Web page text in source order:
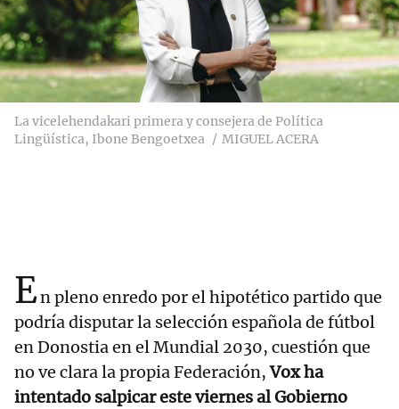
La vicelehendakari primera y consejera de Política
Lingüística, Ibone Bengoetxea
MIGUEL ACERA
En pleno enredo por el hipotético partido que
podría disputar la selección española de fútbol
en Donostia en el Mundial 2030, cuestión que
no ve clara la propia Federación,Vox ha
intentado salpicar este viernes al Gobierno